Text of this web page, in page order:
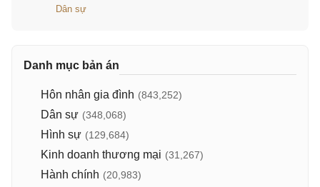
Dân sự
Danh mục bản án
Hôn nhân gia đình (843,252)
Dân sự (348,068)
Hình sự (129,684)
Kinh doanh thương mại (31,267)
Hành chính (20,983)